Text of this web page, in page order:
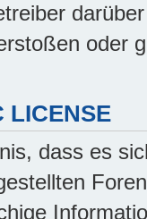
oder
LICENSE
dass es